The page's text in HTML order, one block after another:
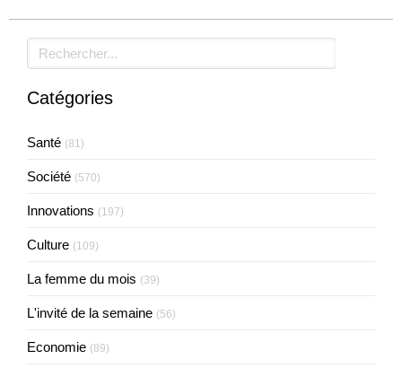
Rechercher
Catégories
Santé (81)
Société (570)
Innovations (197)
Culture (109)
La femme du mois (39)
L'invité de la semaine (56)
Economie (89)